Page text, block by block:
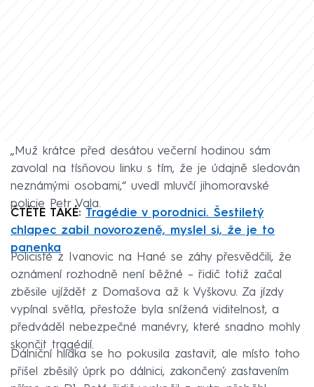
„Muž krátce před desátou večerní hodinou sám
zavolal na tísňovou linku s tím, že je údajně sledován
neznámými osobami,“ uvedl mluvčí jihomoravské
policie Petr Vala.
ČTĚTE TAKÉ: Tragédie v porodnici. Šestiletý
chlapec zabil novorozeně, myslel si, že je to
panenka
Policisté z Ivanovic na Hané se záhy přesvědčili, že
oznámení rozhodně není běžné – řidič totiž začal
zběsile ujíždět z Domašova až k Vyškovu. Za jízdy
vypínal světla, přestože byla snížená viditelnost, a
předváděl nebezpečné manévry, které snadno mohly
skončit tragédií.
Dálniční hlídka se ho pokusila zastavit, ale místo toho
přišel zběsilý úprk po dálnici, zakončený zastavením